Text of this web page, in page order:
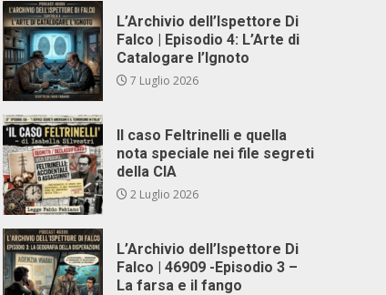
L’Archivio dell’Ispettore Di
Falco | Episodio 4: L’Arte di
Catalogare l’Ignoto
7 Luglio 2026
Il caso Feltrinelli e quella
nota speciale nei file segreti
della CIA
2 Luglio 2026
L’Archivio dell’Ispettore Di
Falco | 46909 -Episodio 3 –
La farsa e il fango